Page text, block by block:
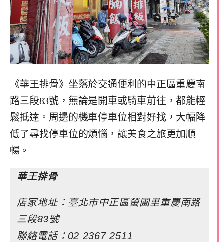
《華王排骨》坐落於交通便利的中正區重慶南
路三段83號，無論是開車或騎車前往，都能輕
鬆抵達。周邊的機車停車位相對好找，大幅降
低了尋找停車位的煩惱，讓美食之旅更加順
暢。
華王排骨
店家地址：臺北市中正區螢圃里重慶南路
三段83號
聯絡電話： 02 2367 2511